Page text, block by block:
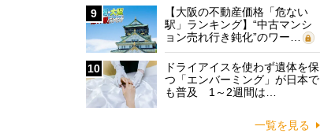
9
【大阪の不動産価格「危ない
駅」ランキング】“中古マンシ
ョン売れ行き鈍化”のワー…
10
ドライアイスを使わず遺体を保
つ「エンバーミング」が日本で
も普及 1～2週間は…
一覧を見る